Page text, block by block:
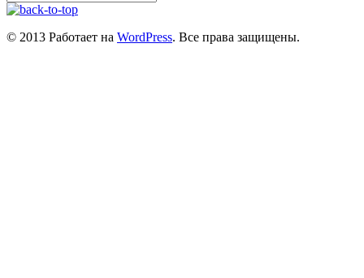
© 2013 Работает на WordPress. Все права защищены.